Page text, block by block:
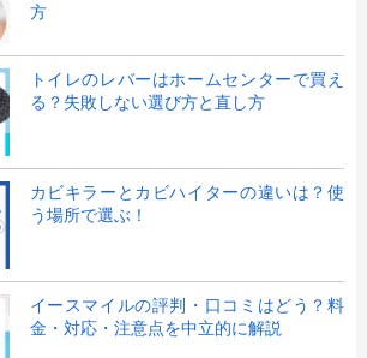
方
トイレのレバーはホームセンターで買え
る？失敗しない選び方と直し方
カビキラーとカビハイターの違いは？使
う場所で選ぶ！
イースマイルの評判・口コミはどう？料
金・対応・注意点を中立的に解説